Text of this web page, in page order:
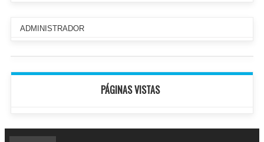
ADMINISTRADOR
PÁGINAS VISTAS